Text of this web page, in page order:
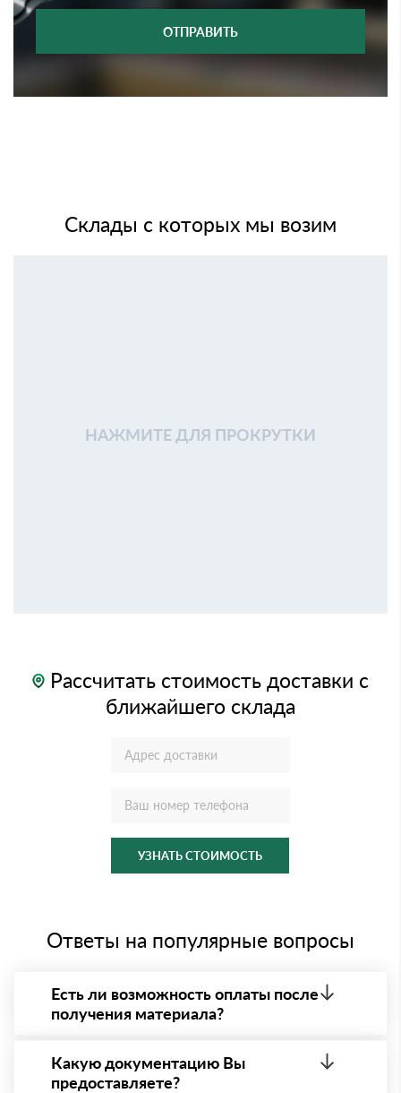
ОТПРАВИТЬ
Склады с которых мы возим
НАЖМИТЕ ДЛЯ ПРОКРУТКИ
Рассчитать стоимость доставки с
ближайшего склада
УЗНАТЬ СТОИМОСТЬ
Ответы на популярные вопросы
Есть ли возможность оплаты после
получения материала?
- оплата по факту получения товара. При этом,
если доставленный товар был ненадлежащего
Какую документацию Вы
предоставляете?